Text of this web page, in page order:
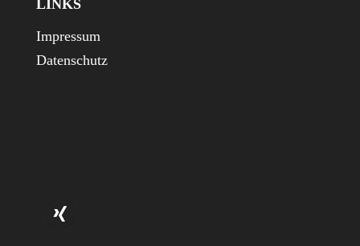
LINKS
Impressum
Datenschutz